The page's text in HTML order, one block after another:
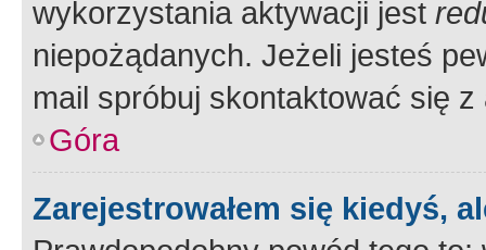
wykorzystania aktywacji jest
niepożądanych. Jeżeli jesteś
mail spróbuj skontaktować się
Góra
Zarejestrowałem się kiedyś,